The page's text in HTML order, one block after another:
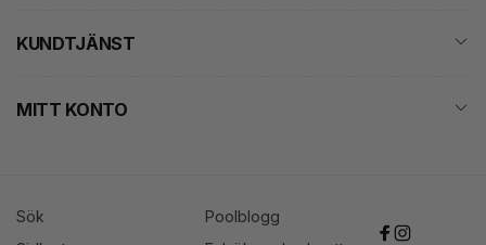
KUNDTJÄNST
MITT KONTO
Sök
Poolblogg